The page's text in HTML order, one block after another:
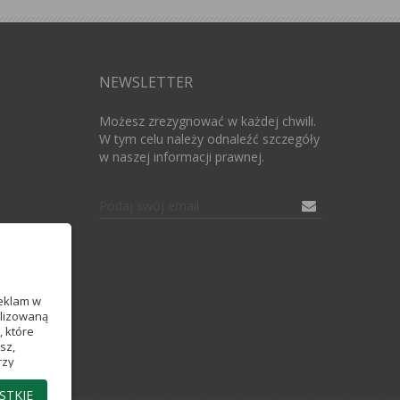
NEWSLETTER
Możesz zrezygnować w każdej chwili.
W tym celu należy odnaleźć szczegóły
w naszej informacji prawnej.
w
które